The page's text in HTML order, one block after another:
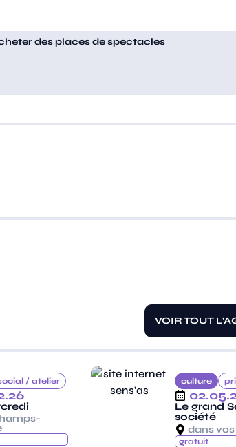
des places de spectacles
VOIR TOUT
/ atelier culture
Le grand
société
dans
gratuit